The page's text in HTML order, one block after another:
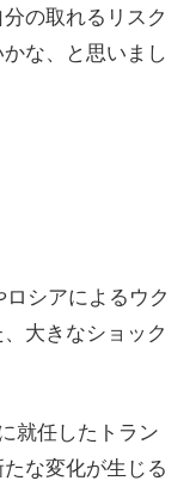
の取れるリスク
な、と思いまし
シアによるウク
大きなショック
就任したトラン
な変化が生じる